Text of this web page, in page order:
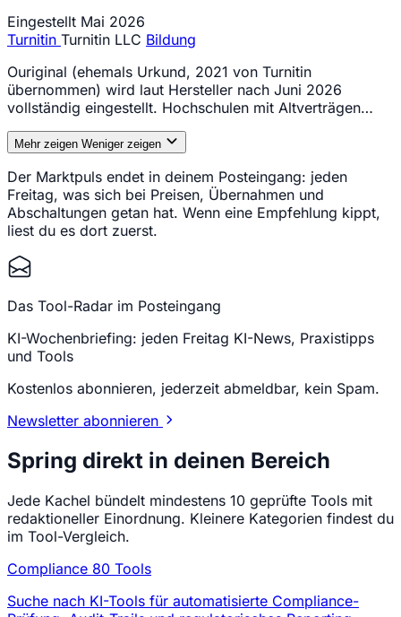
Eingestellt Mai 2026
Turnitin Turnitin LLC Bildung
Ouriginal (ehemals Urkund, 2021 von Turnitin
übernommen) wird laut Hersteller nach Juni 2026
vollständig eingestellt. Hochschulen mit Altverträgen…
Mehr zeigen Weniger zeigen
Der Marktpuls endet in deinem Posteingang: jeden
Freitag, was sich bei Preisen, Übernahmen und
Abschaltungen getan hat. Wenn eine Empfehlung kippt,
liest du es dort zuerst.
Das Tool-Radar im Posteingang
KI-Wochenbriefing: jeden Freitag KI-News, Praxistipps
und Tools
Kostenlos abonnieren, jederzeit abmeldbar, kein Spam.
Newsletter abonnieren
Spring direkt in deinen Bereich
Jede Kachel bündelt mindestens 10 geprüfte Tools mit
redaktioneller Einordnung. Kleinere Kategorien findest du
im Tool-Vergleich.
Compliance 80 Tools
Suche nach KI-Tools für automatisierte Compliance-